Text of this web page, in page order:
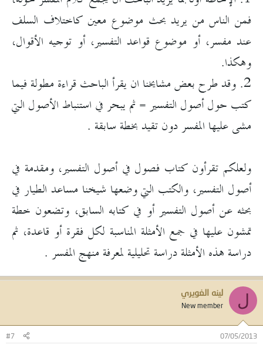
فمن الناس من يريد بحث موضوع معين كاختلاف السلف
عند مفسر، أو موضوع قواعد التفسير، أو توجيه الأقوال،
وهكذا.
2. وقد طرح بعض مشايخنا ان يقرأ الباحث قراءة مطولة فيما
كتب حول أصول التفسير = ثم يبحر في استنباط الأصول التي
مشى عليها المفسر دون تقيد بخطة سابقة .
ولعلكم تقرأون كتاب فصول في أصول التفسير، ومقدمة في
أصول التفسير، والكتب التي وضعها شيخنا مساعد الطيار في
بحثه عن أصول التفسير أو في كتابه السابق، وتضعون خطة
تمشون عليها في جمع الأمثلة المناسبة لكل فقرة أو قاعدة، ثم
دراسة هذه الأمثلة دراسة تحليلية لمعرفة منهج المفسر .
ل لينه الغويري
New member
07/05/2013
#7